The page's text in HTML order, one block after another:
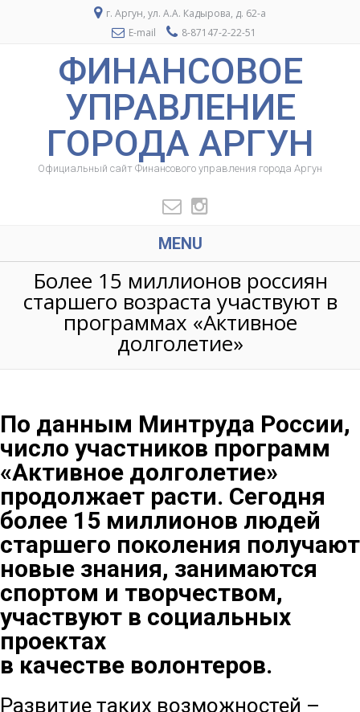
г. Аргун, ул. А.А. Кадырова, д. 62-а
E-mail
8-87147-2-22-51
ФИНАНСОВОЕ
УПРАВЛЕНИЕ
ГОРОДА АРГУН
Официальный сайт Финансового управления города Аргун
MENU
Более 15 миллионов россиян
старшего возраста участвуют в
программах «Активное
долголетие»
По данным Минтруда России,
число участников программ
«Активное долголетие»
продолжает расти. Сегодня
более 15 миллионов людей
старшего поколения получают
новые знания, занимаются
спортом и творчеством,
участвуют в социальных
проектах
в качестве волонтеров.
Развитие таких возможностей –